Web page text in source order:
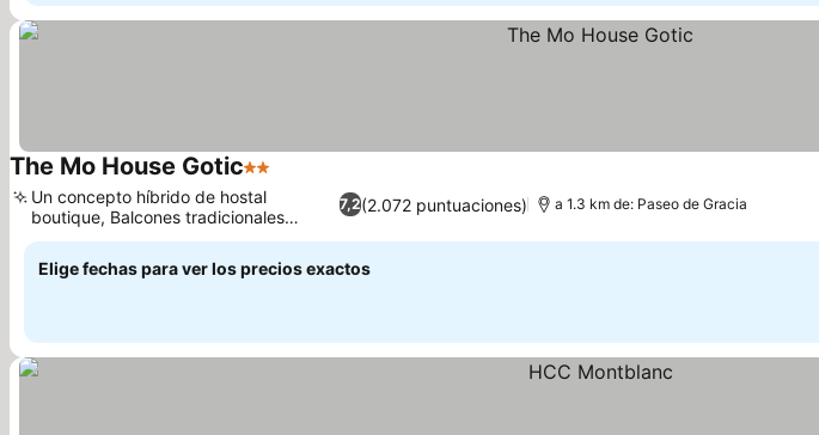
The Mo House Gotic2 Estrellas
7,2(2.072 puntuaciones)
Un concepto híbrido de hostal
boutique, Balcones tradicionales
españoles
a 1.3 km de: Paseo de Gracia
Elige fechas para ver los precios exactos